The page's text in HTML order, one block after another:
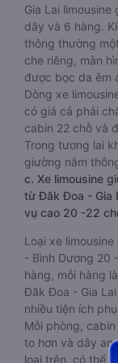
Gia Lai
dãy và 6 hàng.
thông thường
che riêng, màn
được bọc da êm
Dòng xe
có giá cả phải
cabin 22 chỗ và
Trong tương lai
giường nằm
c. Xe limousine
từ Đăk Đoa - Gia
vụ cao 20 -22
Loại xe
- Bình Dương 20
hàng, mỗi hàng
Đăk Đoa - Gia
nhiều tiện ích
Mỗi phòng,
to hơn và dây an
loại trên, có thể